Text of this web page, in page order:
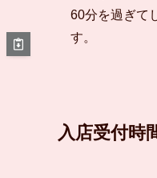
60分を過ぎて
す。
入店受付時